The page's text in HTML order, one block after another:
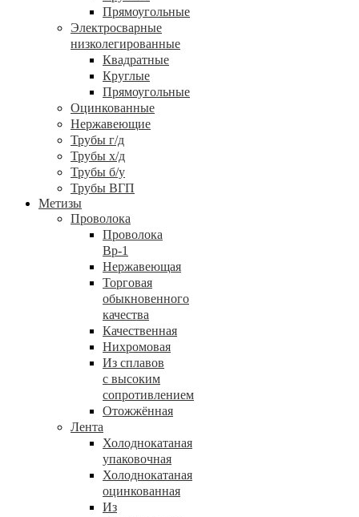
Прямоугольные
Электросварные
низколегированные
Квадратные
Круглые
Прямоугольные
Оцинкованные
Нержавеющие
Трубы г/д
Трубы х/д
Трубы б/у
Трубы ВГП
Метизы
Проволока
Проволока
Вр-1
Нержавеющая
Торговая
обыкновенного
качества
Качественная
Нихромовая
Из сплавов
с высоким
сопротивлением
Отожжённая
Лента
Холоднокатаная
упаковочная
Холоднокатаная
оцинкованная
Из